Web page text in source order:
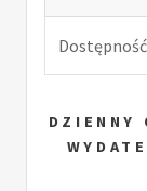
Dostępność
DZIENNY